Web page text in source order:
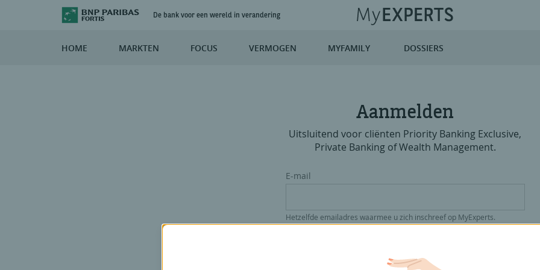
De bank voor een wereld in verandering
HOME MARKTEN FOCUS VERMOGEN MYFAMILY DOSSIERS
Aanmelden
Uitsluitend voor cliënten Priority Banking Exclusive,
Private Banking of Wealth Management.
E-mail
Hetzelfde emailadres waarmee u zich inschreef op MyExperts.